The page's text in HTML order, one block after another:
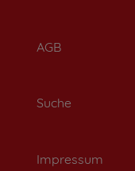
AGB
Suche
Impressum